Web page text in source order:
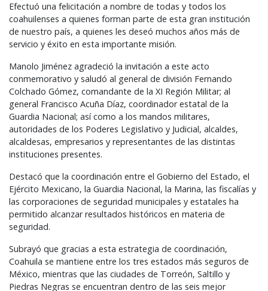
Efectuó una felicitación a nombre de todas y todos los
coahuilenses a quienes forman parte de esta gran institución
de nuestro país, a quienes les deseó muchos años más de
servicio y éxito en esta importante misión.
Manolo Jiménez agradeció la invitación a este acto
conmemorativo y saludó al general de división Fernando
Colchado Gómez, comandante de la XI Región Militar; al
general Francisco Acuña Díaz, coordinador estatal de la
Guardia Nacional; así como a los mandos militares,
autoridades de los Poderes Legislativo y Judicial, alcaldes,
alcaldesas, empresarios y representantes de las distintas
instituciones presentes.
Destacó que la coordinación entre el Gobierno del Estado, el
Ejército Mexicano, la Guardia Nacional, la Marina, las fiscalías y
las corporaciones de seguridad municipales y estatales ha
permitido alcanzar resultados históricos en materia de
seguridad.
Subrayó que gracias a esta estrategia de coordinación,
Coahuila se mantiene entre los tres estados más seguros de
México, mientras que las ciudades de Torreón, Saltillo y
Piedras Negras se encuentran dentro de las seis mejor